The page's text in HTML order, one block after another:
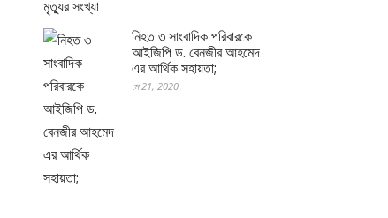
নিহত ৩ সাংবাদিক পরিবারকে
আইজিপি ড. বেনজীর আহমেদ
এর আর্থিক সহায়তা;
মে 21, 2020